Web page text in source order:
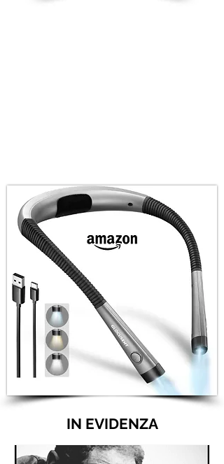
IN EVIDENZA